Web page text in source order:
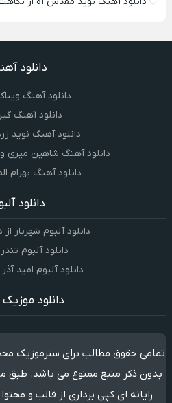
دانلود
دانلود آهنگ
دانلود آهنگ
دانلود آهنگ نوید
دانلود آهنگ شاهین میری
دانلود آهنگ بهرام
دانلود
دانلود آلبوم شهریار
دانلود آلبوم
دانلود آلبوم امید
دانلود
تمامی حقوق مطالب برای سترموزیک
رایانه ای کپی برداری از قالب و